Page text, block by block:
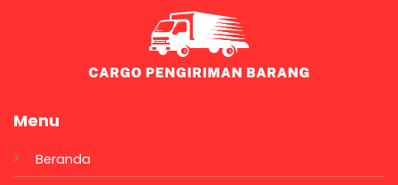
Menu
Beranda